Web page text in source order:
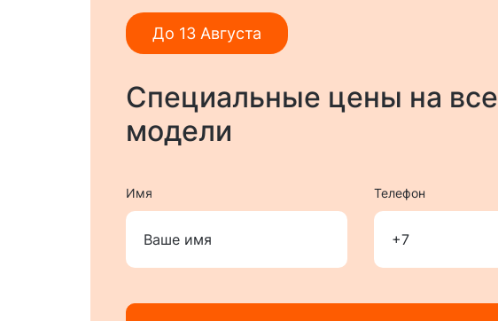
До 13 Августа
Специальные цены на все
модели
Имя Телефон